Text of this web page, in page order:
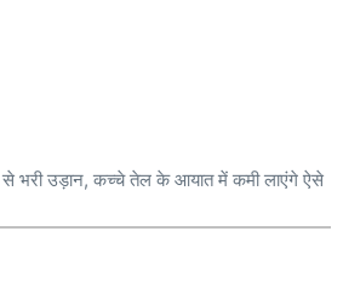
से भरी उड़ान, कच्चे तेल के आयात में कमी लाएंगे ऐसे